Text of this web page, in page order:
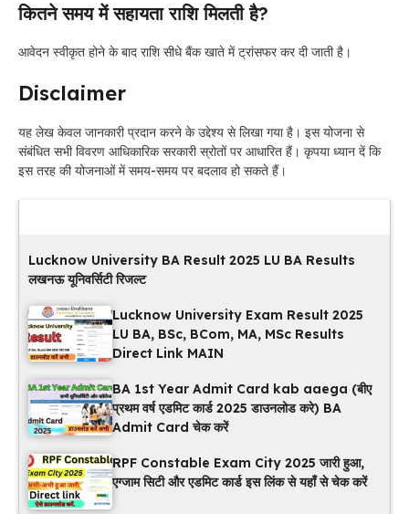
कितने समय में सहायता राशि मिलती है?
आवेदन स्वीकृत होने के बाद राशि सीधे बैंक खाते में ट्रांसफर कर दी जाती है।
Disclaimer
यह लेख केवल जानकारी प्रदान करने के उद्देश्य से लिखा गया है। इस योजना से
संबंधित सभी विवरण आधिकारिक सरकारी स्रोतों पर आधारित हैं। कृपया ध्यान दें कि
इस तरह की योजनाओं में समय-समय पर बदलाव हो सकते हैं।
Lucknow University BA Result 2025 LU BA Results
लखनऊ यूनिवर्सिटी रिजल्ट
Lucknow University Exam Result 2025
LU BA, BSc, BCom, MA, MSc Results
Direct Link MAIN
BA 1st Year Admit Card kab aaega (बीए
प्रथम वर्ष एडमिट कार्ड 2025 डाउनलोड करे) BA
Admit Card चेक करें
RPF Constable Exam City 2025 जारी हुआ,
एग्जाम सिटी और एडमिट कार्ड इस लिंक से यहाँ से चेक करें